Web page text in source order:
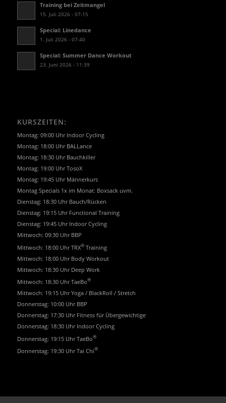
Training bei Zeitmangel
15. Juli 2026 - 07:15
Special: Linedance
1. Juli 2026 - 07:40
Special: Summer Dance Workout
23. Juni 2026 - 11:39
KURSZEITEN:
Montag: 09:00 Uhr Indoor Cycling
Montag: 18:00 Uhr BALLance
Montag: 18:30 Uhr Bauchkiller
Montag: 19:00 Uhr TosoX
Montag: 19:45 Uhr Männerkurs
Montag Specials 1x im Monat: Boxsack uvm.
Dienstag: 18:30 Uhr Bauch/Rücken
Dienstag: 19:15 Uhr Functional Training
Dienstag: 19:45 Uhr Indoor Cycling
Mittwoch: 09:30 Uhr BBP
Mittwoch: 18:00 Uhr TRX®Training
Mittwoch: 18:00 Uhr Body Workout
Mittwoch: 18:30 Uhr Deep Work
Mittwoch: 18:30 Uhr TaeBo®
Mittwoch: 19:15 Uhr Yoga / BlackRoll / Stretch
Donnerstag: 10:00 Uhr BBP
Donnerstag: 17:30 Uhr Fitness für Übergewichtige
Donnerstag: 18:30 Uhr Indoor Cycling
Donnerstag: 19:15 Uhr TaeBo®
Donnerstag: 19:30 Uhr Tai Chi®